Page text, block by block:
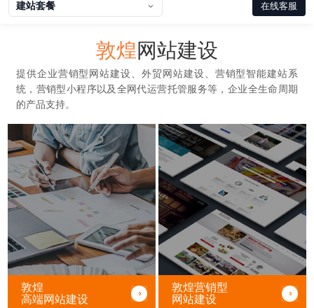
建站套餐 在线客服
敦煌网站建设
提供企业营销型网站建设、外贸网站建设、营销型智能建站系
统，营销型小程序以及全网代运营托管服务等，企业全生命周期
的产品支持。
敦煌
高端网站建设
敦煌营销型
网站建设